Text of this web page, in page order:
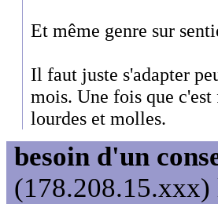
Et même genre sur
Il faut juste s'adapter
mois. Une fois que c'est
lourdes et molles.
besoin d'un